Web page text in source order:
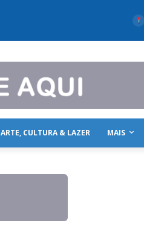
ARTE, CULTURA & LAZER MAIS